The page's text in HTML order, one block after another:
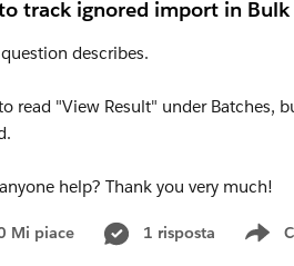
track ignored import in Bulk
describes.
read "View Result" under Batches,
help? Thank you very much!
Mi piace 1 risposta